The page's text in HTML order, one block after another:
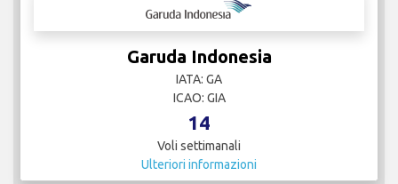
Garuda Indonesia
IATA: GA
ICAO: GIA
14
Voli settimanali
Ulteriori informazioni